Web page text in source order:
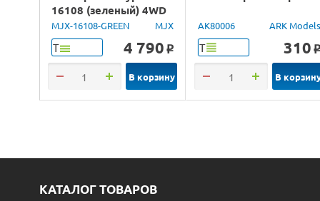
16108 (зеленый) 4WD
2.4G LED 1/16 RTR
MJX-16108-GREEN MJX
Т 4 790 o
В корзину
AK80006 ARK Models
Т 310 o
В
КАТАЛОГ ТОВАРОВ